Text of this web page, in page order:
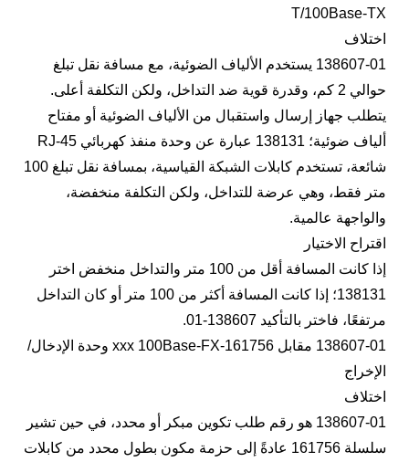
T/100Base-TX
اختلاف
138607-01 يستخدم الألياف الضوئية، مع مسافة نقل تبلغ
حوالي 2 كم، وقدرة قوية ضد التداخل، ولكن التكلفة أعلى.
يتطلب جهاز إرسال واستقبال من الألياف الضوئية أو مفتاح
ألياف ضوئية؛ 138131 عبارة عن وحدة منفذ كهربائي RJ-45
شائعة، تستخدم كابلات الشبكة القياسية، بمسافة نقل تبلغ 100
متر فقط، وهي عرضة للتداخل، ولكن التكلفة منخفضة،
والواجهة عالمية.
اقتراح الاختيار
إذا كانت المسافة أقل من 100 متر والتداخل منخفض اختر
138131؛ إذا كانت المسافة أكثر من 100 متر أو كان التداخل
مرتفعًا، فاختر بالتأكيد 138607-01.
138607-01 مقابل 161756-xxx 100Base-FX وحدة الإدخال/
الإخراج
اختلاف
138607-01 هو رقم طلب تكوين مبكر أو محدد، في حين تشير
سلسلة 161756 عادةً إلى حزمة مكون بطول محدد من كابلات